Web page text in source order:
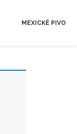
MEXICKÉ PIVO